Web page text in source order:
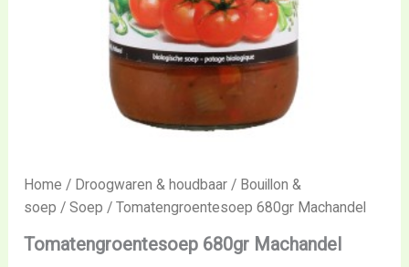
Home / Droogwaren & houdbaar / Bouillon &
soep /Soep / Tomatengroentesoep 680gr Machandel
Tomatengroentesoep 680gr Machandel